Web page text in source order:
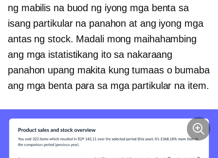
ng mabilis na buod ng iyong mga benta sa
isang partikular na panahon at ang iyong mga
antas ng stock. Madali mong maihahambing
ang mga istatistikang ito sa nakaraang
panahon upang makita kung tumaas o bumaba
ang mga benta para sa mga partikular na item.